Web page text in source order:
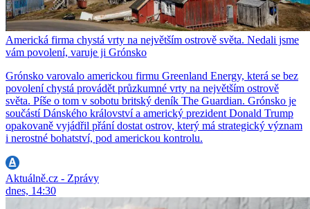
Americká firma chystá vrty na největším ostrově světa. Nedali jsme
vám povolení, varuje ji Grónsko
Grónsko varovalo americkou firmu Greenland Energy, která se bez
povolení chystá provádět průzkumné vrty na největším ostrově
světa. Píše o tom v sobotu britský deník The Guardian. Grónsko je
součástí Dánského království a americký prezident Donald Trump
opakovaně vyjádřil přání dostat ostrov, který má strategický význam
i nerostné bohatství, pod americkou kontrolu.
Aktuálně.cz - Zprávy
dnes, 14:30